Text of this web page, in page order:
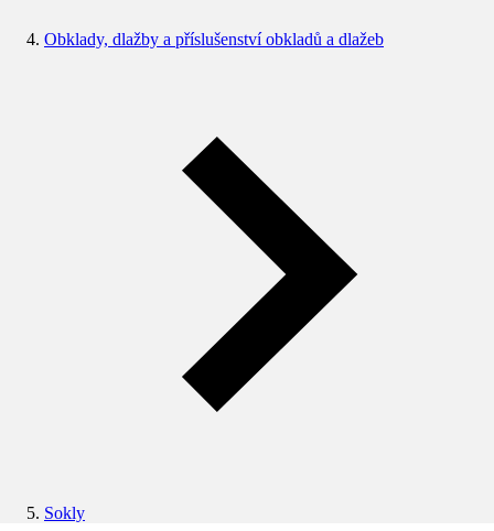
Obklady, dlažby a příslušenství obkladů a dlažeb
Sokly